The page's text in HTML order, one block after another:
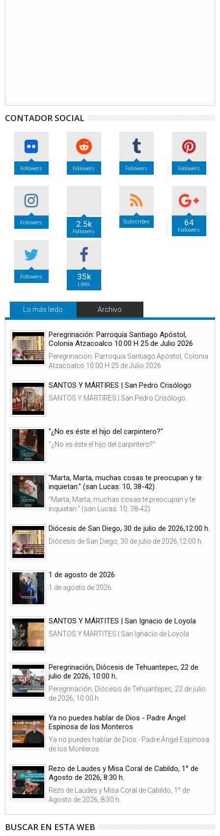
CONTADOR SOCIAL
Followers Followers Followers Followers
Followers 2.5k
Followers
Subscribes 64
Followers
Followers 35k
Likes
Lo más leido Archivo
Peregrinación: Parroquia Santiago Apóstol,
Colonia Atzacoalco 10:00 H 25 de Julio 2026
Peregrinación: Parroquia Santiago Apóstol, Colonia
Atzacoalco 10:00 H 25 de Julio 2026
SANTOS Y MÁRTIRES | San Pedro Crisólogo
SANTOS Y MÁRTIRES | San Pedro Crisólogo
"¿No es éste el hijo del carpintero?"
"¿No es éste el hijo del carpintero?"
"Marta, Marta, muchas cosas te preocupan y te
inquietan." (san Lucas: 10, 38-42)
"Marta, Marta, muchas cosas te preocupan y te
inquietan." (san Lucas: 10, 38-42)
Diócesis de San Diego, 30 de julio de 2026,12:00 h.
Diócesis de San Diego, 30 de julio de 2026,12:00 h.
1 de agosto de 2026
1 de agosto de 2026
SANTOS Y MÁRTITES | San Ignacio de Loyola
SANTOS Y MÁRTITES | San Ignacio de Loyola
Peregrinación, Diócesis de Tehuantepec, 22 de
julio de 2026, 10:00 h.
Peregrinación, Diócesis de Tehuantepec, 22 de julio
de 2026, 10:00 h.
Ya no puedes hablar de Dios - Padre Ángel
Espinosa de los Monteros
Ya no puedes hablar de Dios - Padre Ángel Espinosa
de los Monteros
Rezo de Laudes y Misa Coral de Cabildo, 1° de
Agosto de 2026, 8:30 h.
Rezo de Laudes y Misa Coral de Cabildo, 1° de
Agosto de 2026, 8:30 h.
BUSCAR EN ESTA WEB